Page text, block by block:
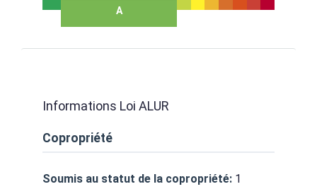
A
Informations Loi ALUR
Copropriété
Soumis au statut de la copropriété: 1